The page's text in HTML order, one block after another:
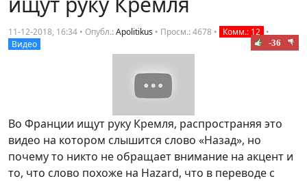
11-12-2018, 16:34 • Опубл.:Apolitikus • Просм.: 4678 • Комм.: 12 •
Видео
-36
Во Франции ищут руку Кремля, распространяя это
видео на котором слышится слово «Назад», но
почему то никто не обращает внимание на акцент и
то, что слово похоже на Hazard, что в переводе с